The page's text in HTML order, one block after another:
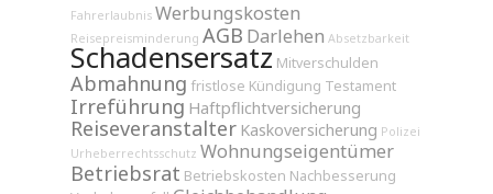
Fahrerlaubnis Werbungskosten
Reisepreisminderung AGB Darlehen Absetzbarkeit
Schadensersatz Mitverschulden
Abmahnung fristlose Kündigung Testament
Irreführung Haftpflichtversicherung
Reiseveranstalter Kaskoversicherung Polizei
Urheberrechtsschutz Wohnungseigentümer
Betriebsrat Betriebskosten Nachbesserung